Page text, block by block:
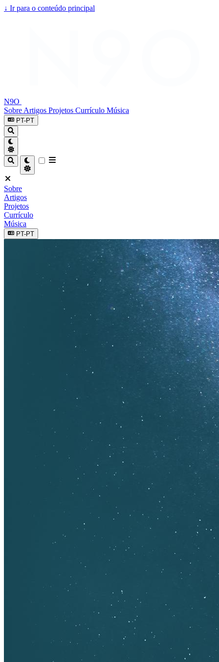
↓ Ir para o conteúdo principal
N9O
Sobre Artigos Projetos Currículo Música
PT-PT
Sobre
Artigos
Projetos
Currículo
Música
PT-PT